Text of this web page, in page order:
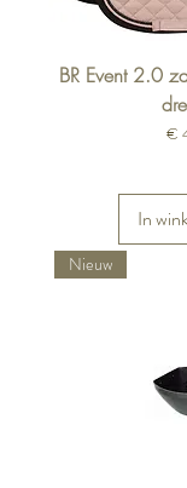
BR Event 2.0
€
In
Nieuw